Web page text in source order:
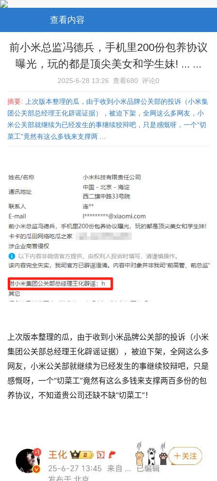
查看内容
前小米总监冯德兵，手机里200份包养协议
曝光，玩的都是顶尖美女和学生妹! ... ...
2025-6-28 13:26 查看680 评论0
摘要:
上次版本整理的瓜，由于收到小米品牌公关部的投诉（小米集
团公关部总经理王化辟谣证据），被迫下架，全网这么多网友，小
米公关部就继续为已经发生的事继续狡辩吧，只是感慨呀，一个“切
菜工”竟然有这么多钱来支撑两 ...
上次版本整理的瓜，由于收到小米品牌公关部的投诉（小米
集团公关部总经理王化辟谣证据），被迫下架，全网这么多
网友，小米公关部就继续为已经发生的事继续狡辩吧，只是
感慨呀，一个“切菜工”竟然有这么多钱来支撑两百多份的包
养协议，不知道贵公司还缺不缺“切菜工”！